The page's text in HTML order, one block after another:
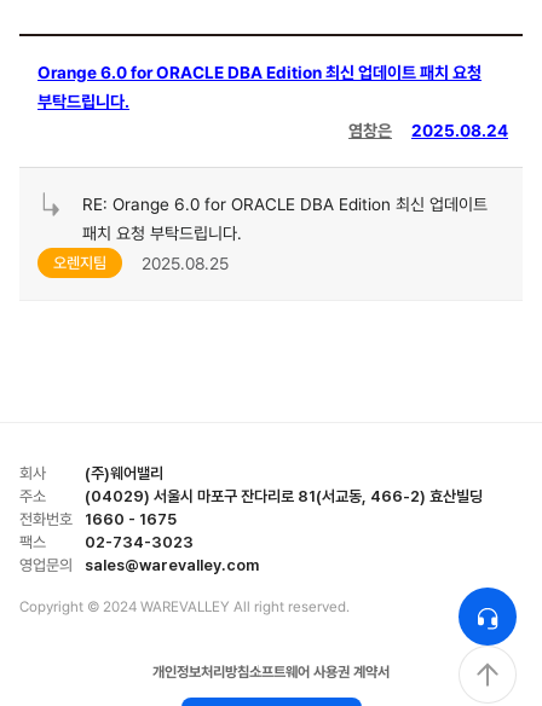
Orange 6.0 for ORACLE DBA Edition 최신 업데이트 패치 요청
부탁드립니다.
염창은
2025.08.24
RE: Orange 6.0 for ORACLE DBA Edition 최신 업데이트
패치 요청 부탁드립니다.
오렌지팀 2025.08.25
회사
(주)웨어밸리
주소
(04029) 서울시 마포구 잔다리로 81(서교동, 466-2) 효산빌딩
전화번호
1660 - 1675
팩스
02-734-3023
영업문의
sales@warevalley.com
Copyright © 2024 WAREVALLEY All right reserved.
개인정보처리방침소프트웨어 사용권 계약서